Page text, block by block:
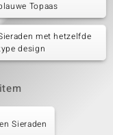
Topaas
met hetzelfde
design
Sieraden